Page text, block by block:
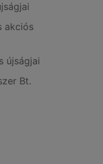
akciós
újságjai
Bt.